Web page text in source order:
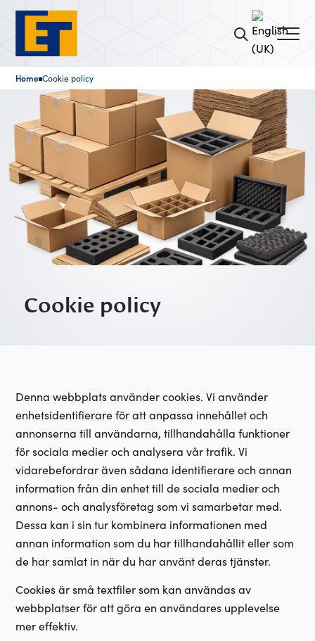
Home■Cookie policy
Cookie policy
Denna webbplats använder cookies. Vi använder
enhetsidentifierare för att anpassa innehållet och
annonserna till användarna, tillhandahålla funktioner
för sociala medier och analysera vår trafik. Vi
vidarebefordrar även sådana identifierare och annan
information från din enhet till de sociala medier och
annons- och analysföretag som vi samarbetar med.
Dessa kan i sin tur kombinera informationen med
annan information som du har tillhandahållit eller som
de har samlat in när du har använt deras tjänster.
Cookies är små textfiler som kan användas av
webbplatser för att göra en användares upplevelse
mer effektiv.